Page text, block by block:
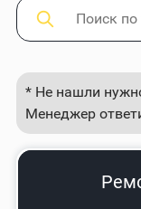
* Не нашли
Менеджер